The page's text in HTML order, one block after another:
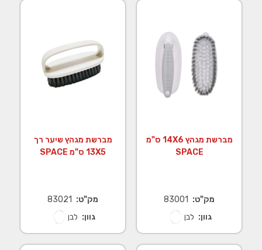
מברשת מגהץ 14X6 ס"מ
SPACE
מק"ט: 83001
גוון: לבן
מברשת מגהץ שיער רך
13X5 ס"מ SPACE
מק"ט: 83021
גוון: לבן